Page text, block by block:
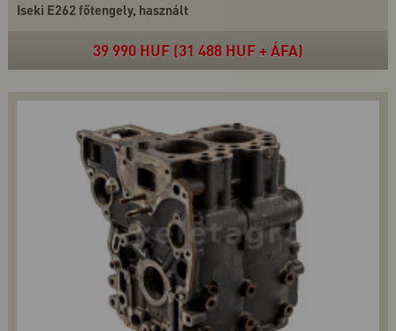
Iseki E262 főtengely, használt
39 990 HUF (31 488 HUF + ÁFA)